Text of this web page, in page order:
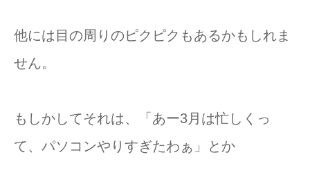
他には目の周りのピクピクもあるかもしれま
せん。
もしかしてそれは、「あー3月は忙しくっ
て、パソコンやりすぎたわぁ」とか